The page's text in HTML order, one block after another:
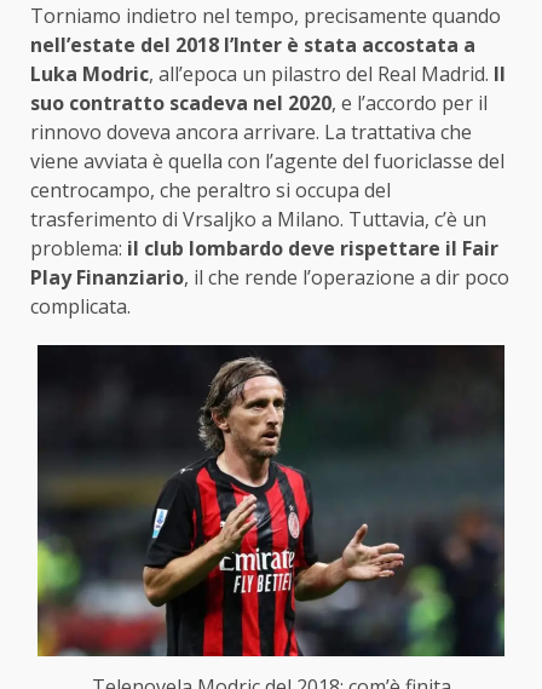
Torniamo indietro nel tempo, precisamente quando
nell’estate del 2018 l’Inter è stata accostata a
Luka Modric, all’epoca un pilastro del Real Madrid. Il
suo contratto scadeva nel 2020, e l’accordo per il
rinnovo doveva ancora arrivare. La trattativa che
viene avviata è quella con l’agente del fuoriclasse del
centrocampo, che peraltro si occupa del
trasferimento di Vrsaljko a Milano. Tuttavia, c’è un
problema: il club lombardo deve rispettare il Fair
Play Finanziario, il che rende l’operazione a dir poco
complicata.